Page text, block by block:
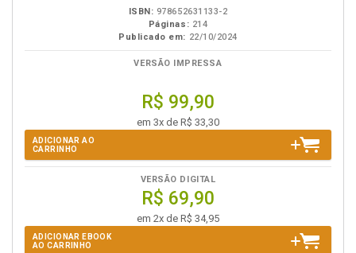
ISBN: 978652631133-2
Páginas: 214
Publicado em: 22/10/2024
VERSÃO IMPRESSA
R$ 99,90
em 3x de R$ 33,30
ADICIONAR AO
CARRINHO
VERSÃO DIGITAL
R$ 69,90
em 2x de R$ 34,95
ADICIONAR EBOOK
AO CARRINHO